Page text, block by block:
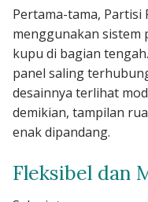
Pertama-tama, Partisi
menggunakan sistem
kupu di bagian
panel saling
desainnya terlihat
demikian, tampilan
enak dipandang.
Fleksibel dan